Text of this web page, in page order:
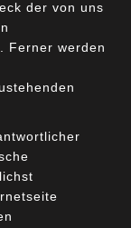
2020“ statt.
für
Dr. Ahrens
PH.D. Hunter
der von uns
Ferner werden